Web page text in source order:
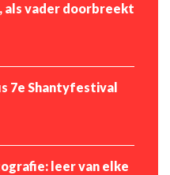
als vader doorbreekt
7e Shantyfestival
leer van elke